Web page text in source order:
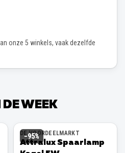
onze 5 winkels, vaak dezelfde
WEEK
−95%
DE VOORDEELMARKT
Attralux Spaarlamp